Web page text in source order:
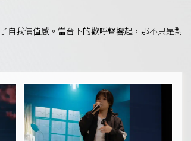
自我價值感。當台下的歡呼聲響起，那不只是對